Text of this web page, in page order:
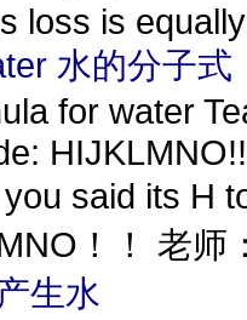
loss is
水的分子式
for water
said its H
！！ 老师
生水